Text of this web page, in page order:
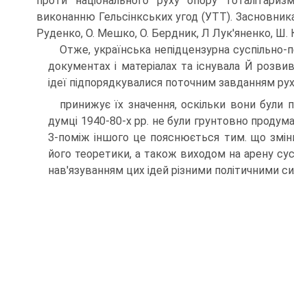
виконанню Гельсінкських угод (УТТ).
Руденко, О. Мешко, О. Бердник, Л Лук'яненко, Ш.
Отже, українська непідцензурна
документах і матеріалах та існувала Й
ідеї підпорядкувалися поточним завданням
принижує їх значення, оскільки вони були
думці 1940-80-х рр. не були грунтовно
З-поміж іншого це пояснюється тим. що
його теоретики, а також виходом на арену
нав'язуванням цих ідей різними політичними